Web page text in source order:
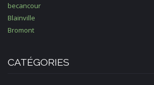
becancour
Blainville
Bromont
CATÉGORIES